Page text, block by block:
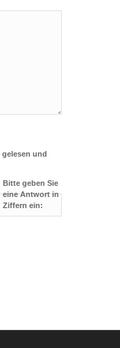
gelesen und
Bitte geben Sie
eine Antwort in
Ziffern ein: